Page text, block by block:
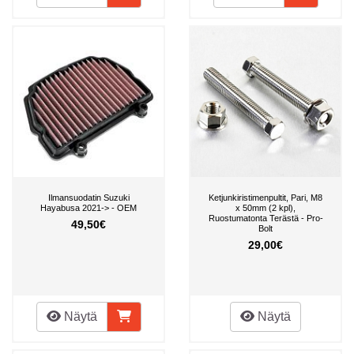
Ilmansuodatin Suzuki
Hayabusa 2021-> - OEM
49,50€
Näytä
Ketjunkiristimenpultit, Pari, M8
x 50mm (2 kpl),
Ruostumatonta Terästä - Pro-
Bolt
29,00€
Näytä